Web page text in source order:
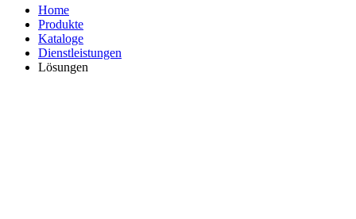
Home
Produkte
Kataloge
Dienstleistungen
Lösungen